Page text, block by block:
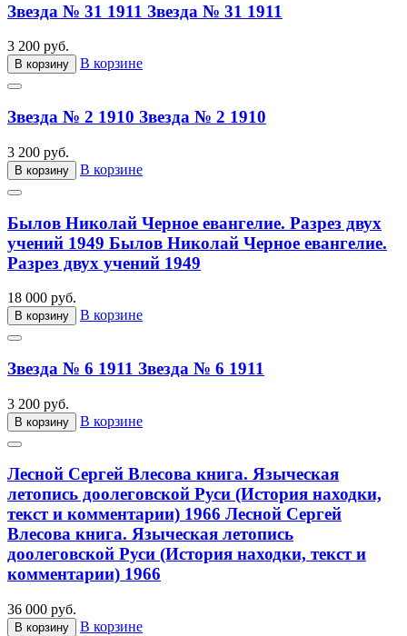
Звезда № 31 1911 Звезда № 31 1911
3 200 руб.
В корзину В корзине
Звезда № 2 1910 Звезда № 2 1910
3 200 руб.
В корзину В корзине
Былов Николай Черное евангелие. Разрез двух
учений 1949 Былов Николай Черное евангелие.
Разрез двух учений 1949
18 000 руб.
В корзину В корзине
Звезда № 6 1911 Звезда № 6 1911
3 200 руб.
В корзину В корзине
Лесной Сергей Влесова книга. Языческая
летопись доолеговской Руси (История находки,
текст и комментарии) 1966 Лесной Сергей
Влесова книга. Языческая летопись
доолеговской Руси (История находки, текст и
комментарии) 1966
36 000 руб.
В корзину В корзине